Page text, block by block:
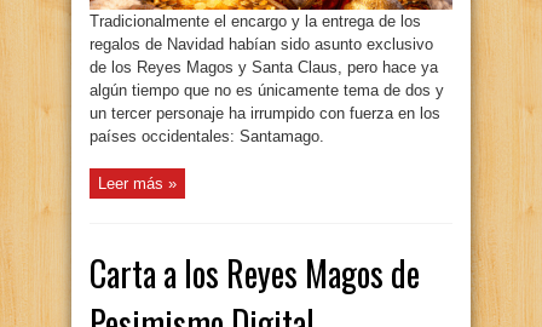
Tradicionalmente el encargo y la entrega de los
regalos de Navidad habían sido asunto exclusivo
de los Reyes Magos y Santa Claus, pero hace ya
algún tiempo que no es únicamente tema de dos y
un tercer personaje ha irrumpido con fuerza en los
países occidentales: Santamago.
Leer más »
Carta a los Reyes Magos de